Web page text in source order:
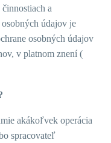
a
údajov je
osobných údajov
v platnom znení (
akákoľvek operácia
spracovateľ